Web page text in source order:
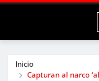
Inicio
Capturan al narco